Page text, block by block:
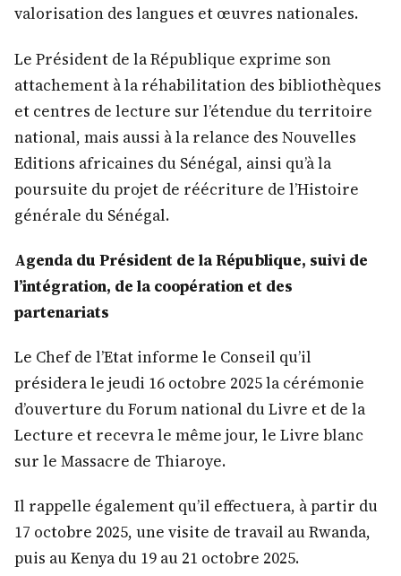
valorisation des langues et œuvres nationales.
Le Président de la République exprime son
attachement à la réhabilitation des bibliothèques
et centres de lecture sur l’étendue du territoire
national, mais aussi à la relance des Nouvelles
Editions africaines du Sénégal, ainsi qu’à la
poursuite du projet de réécriture de l’Histoire
générale du Sénégal.
Agenda du Président de la République, suivi de
l’intégration, de la coopération et des
partenariats
Le Chef de l’Etat informe le Conseil qu’il
présidera le jeudi 16 octobre 2025 la cérémonie
d’ouverture du Forum national du Livre et de la
Lecture et recevra le même jour, le Livre blanc
sur le Massacre de Thiaroye.
Il rappelle également qu’il effectuera, à partir du
17 octobre 2025, une visite de travail au Rwanda,
puis au Kenya du 19 au 21 octobre 2025.